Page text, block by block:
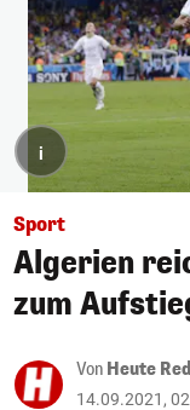
i
Sport
Algerien
zum
Von Heute
14.09.2021,